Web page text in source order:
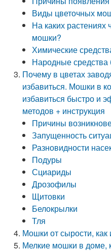
Виды цветочных
На каких
мошки?
Химические
Народные
Почему в цветах
избавиться. Мошки в
избавиться быстро и
методов + инструкция
Причины
Запущенность
Разновидности
Подуры
Сциариды
Дрозофилы
Щитовки
Белокрылки
Тля
Мошки от сырости,
Мелкие мошки в доме,